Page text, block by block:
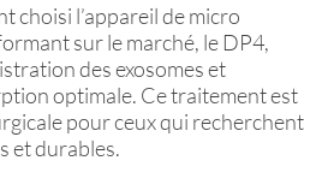
choisi l’appareil de micro
sur le marché, le DP4,
des exosomes et
optimale. Ce traitement est
pour ceux qui recherchent
et durables.